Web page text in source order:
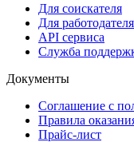
Для соискателя
Для работодателя
API сервиса
Служба
Документы
Соглашение с
Правила
Прайс-лист